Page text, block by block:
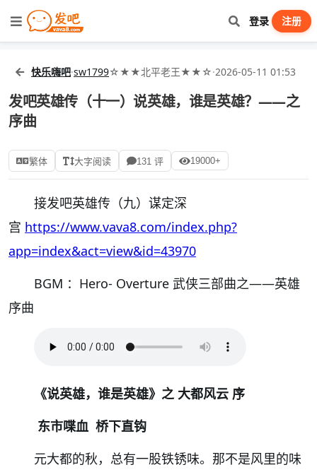
登录 注册
快乐嗨吧·sw1799☆★★北平老王★★☆·2026-05-11 01:53
发吧英雄传（十一）说英雄，谁是英雄？——之
序曲
繁体 大字阅读 131 评 19000+
接发吧英雄传（九）谋定深
宫 https://www.vava8.com/index.php?
app=index&act=view&id=43970
BGM ：Hero- Overture 武侠三部曲之——英雄
序曲
《说英雄，谁是英雄》之 大都风云 序
东市喋血 桥下直钩
元大都的秋，总有一股铁锈味。那不是风里的味